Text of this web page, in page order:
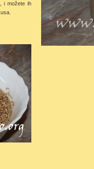
i možete ih